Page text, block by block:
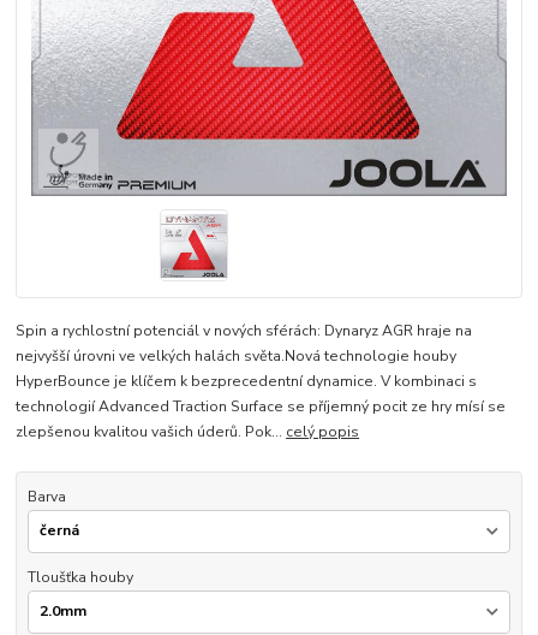
Spin a rychlostní potenciál v nových sférách: Dynaryz AGR hraje na
nejvyšší úrovni ve velkých halách světa.Nová technologie houby
HyperBounce je klíčem k bezprecedentní dynamice. V kombinaci s
technologií Advanced Traction Surface se příjemný pocit ze hry mísí se
zlepšenou kvalitou vašich úderů. Pok... celý popis
Barva
Tloušťka houby